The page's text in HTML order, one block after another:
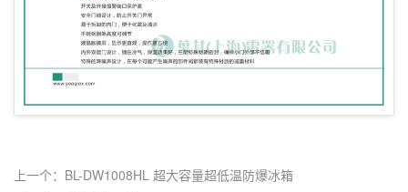
上一个：BL-DW1008HL 超大容量超低温防爆冰箱